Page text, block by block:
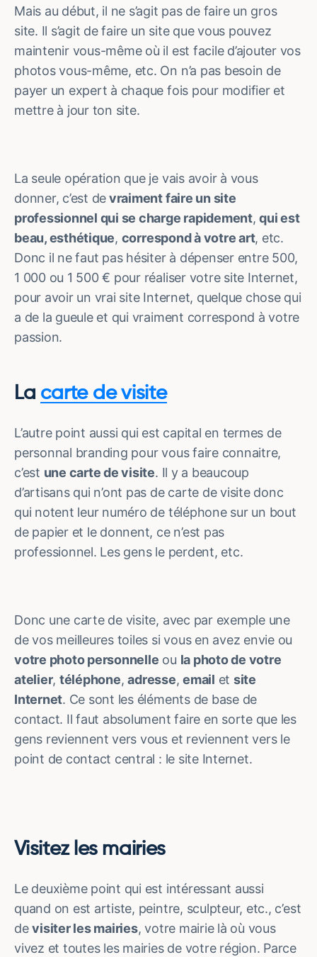
Mais au début, il ne s’agit pas de faire un gros
site. Il s’agit de faire un site que vous pouvez
maintenir vous-même où il est facile d’ajouter vos
photos vous-même, etc. On n’a pas besoin de
payer un expert à chaque fois pour modifier et
mettre à jour ton site.
La seule opération que je vais avoir à vous
donner, c’est devraiment faire un site
professionnel qui se charge rapidement,qui est
beau, esthétique, correspond à votre art, etc.
Donc il ne faut pas hésiter à dépenser entre 500,
1 000 ou 1 500 € pour réaliser votre site Internet,
pour avoir un vrai site Internet, quelque chose qui
a de la gueule et qui vraiment correspond à votre
passion.
La carte de visite
L’autre point aussi qui est capital en termes de
personnal branding pour vous faire connaitre,
c’est une carte de visite. Il y a beaucoup
d’artisans qui n’ont pas de carte de visite donc
qui notent leur numéro de téléphone sur un bout
de papier et le donnent, ce n’est pas
professionnel. Les gens le perdent, etc.
Donc une carte de visite, avec par exemple une
de vos meilleures toiles si vous en avez envie ou
votre photo personnelle ou la photo de votre
atelier, téléphone,adresse,email et site
Internet. Ce sont les éléments de base de
contact. Il faut absolument faire en sorte que les
gens reviennent vers vous et reviennent vers le
point de contact central : le site Internet.
Visitez les mairies
Le deuxième point qui est intéressant aussi
quand on est artiste, peintre, sculpteur, etc., c’est
devisiter les mairies, votre mairie là où vous
vivez et toutes les mairies de votre région. Parce